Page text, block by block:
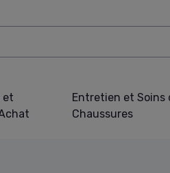
et
Entretien et Soins
Chaussures